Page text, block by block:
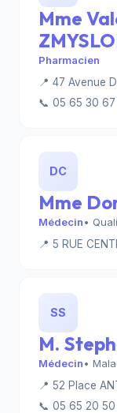
Mme
Pharmacien
📍 47 Avenue
📞 05 65 30 67
DC
Mme
Médecin•
📍 5 RUE
SS
M.
Médecin•
📍 52 Place
📞 05 65 20